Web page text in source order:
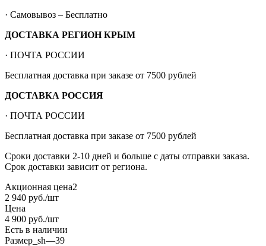
· Самовывоз – Бесплатно
ДОСТАВКА РЕГИОН КРЫМ
· ПОЧТА РОССИИ
Бесплатная доставка при заказе от 7500 рублей
ДОСТАВКА РОССИЯ
· ПОЧТА РОССИИ
Бесплатная доставка при заказе от 7500 рублей
Сроки доставки 2-10 дней и больше с даты отправки заказа.
Срок доставки зависит от региона.
Акционная цена2
2 940 руб./шт
Цена
4 900 руб./шт
Есть в наличии
Размер_sh—39